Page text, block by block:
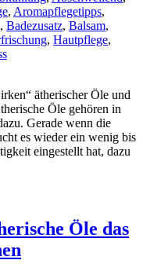
, Aromapflegetipps,
, Badezusatz, Balsam,
, Hautpflege,
ätherischer Öle und
Öle gehören in
Gerade wenn die
es wieder ein wenig bis
eingestellt hat, dazu
Öle das